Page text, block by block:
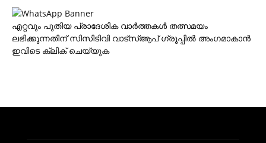
എറ്റവും പുതിയ പ്രാദേശിക വാര്‍ത്തകള്‍ തത്സമയം
ലഭിക്കുന്നതിന് സിസിടിവി വാട്‌സ്ആപ് ഗ്രൂപ്പില്‍ അംഗമാകാന്‍
ഇവിടെ ക്ലിക് ചെയ്യുക